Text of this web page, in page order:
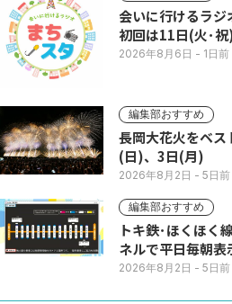
会いに行けるラジ
初回は11日(火･
2026年8月6日 - 1日前
編集部おすすめ
長岡大花火をベス
(日)、3日(月)
2026年8月2日 - 5日前
編集部おすすめ
トキ鉄･ほくほく線の運行
ネルで平日毎朝表
2026年8月2日 - 5日前